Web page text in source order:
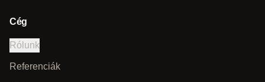
Cég
Rólunk
Referenciák